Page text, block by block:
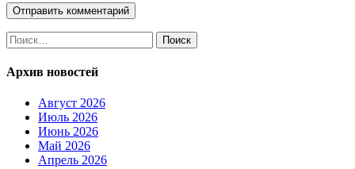
Найти:
Архив новостей
Август 2026
Июль 2026
Июнь 2026
Май 2026
Апрель 2026